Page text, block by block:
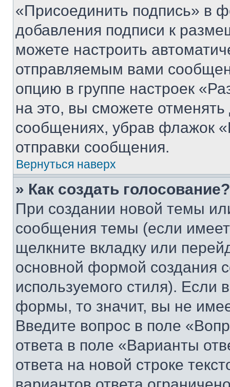
«Присоединить подпись» в
добавления подписи к
можете настроить
отправляемым вами
опцию в группе настроек
на это, вы сможете
сообщениях, убрав флажок
отправки сообщения.
Вернуться наверх
» Как создать голосование?
При создании новой темы
сообщения темы (если
щелкните вкладку или
основной формой создания
используемого стиля). Если
формы, то значит, вы не
Введите вопрос в поле
ответа в поле «Варианты
ответа на новой строке